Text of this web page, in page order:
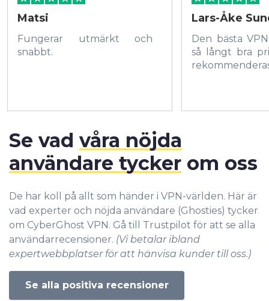
Se vad våra nöjda
användare tycker om oss
De har koll på allt som händer i VPN-världen. Här är
vad experter och nöjda användare (Ghosties) tycker
om CyberGhost VPN. Gå till Trustpilot för att se alla
användarrecensioner. (Vi betalar ibland
expertwebbplatser för att hänvisa kunder till oss.)
Se alla positiva recensioner
Matsi
Fungerar utmärkt och
snabbt.
Lars-Åke
Den bästa
så långt bra